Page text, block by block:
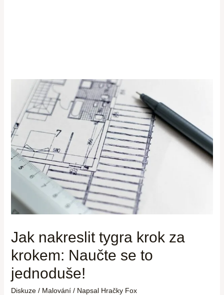
Jak nakreslit tygra krok za
krokem: Naučte se to
jednoduše!
Diskuze / Malování/ Napsal Hračky Fox